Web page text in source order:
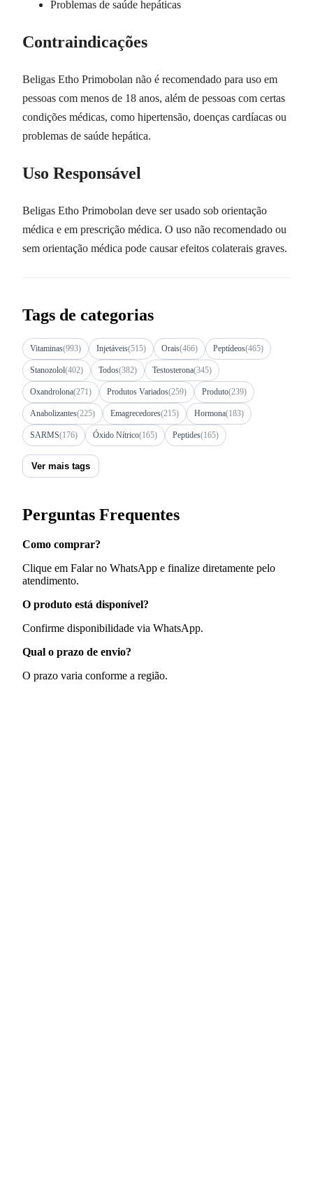
Problemas de saúde hepáticas
Contraindicações
Beligas Etho Primobolan não é recomendado para uso em
pessoas com menos de 18 anos, além de pessoas com certas
condições médicas, como hipertensão, doenças cardíacas ou
problemas de saúde hepática.
Uso Responsável
Beligas Etho Primobolan deve ser usado sob orientação
médica e em prescrição médica. O uso não recomendado ou
sem orientação médica pode causar efeitos colaterais graves.
Tags de categorias
Vitaminas(993) Injetáveis(515) Orais(466) Peptídeos(465)
Stanozolol(402) Todos(382) Testosterona(345)
Oxandrolona(271) Produtos Variados(259) Produto(239)
Anabolizantes(225) Emagrecedores(215) Hormona(183)
SARMS(176) Óxido Nítrico(165) Peptides(165)
Ver mais tags
Perguntas Frequentes
Como comprar?
Clique em Falar no WhatsApp e finalize diretamente pelo
atendimento.
O produto está disponível?
Confirme disponibilidade via WhatsApp.
Qual o prazo de envio?
O prazo varia conforme a região.